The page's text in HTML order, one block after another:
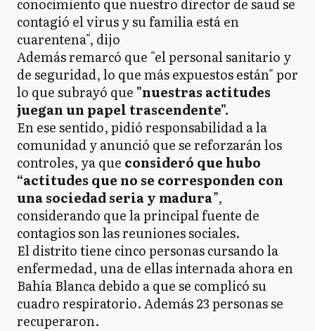
conocimiento que nuestro director de saud se
contagió el virus y su familia está en
cuarentena", dijo
Además remarcó que "el personal sanitario y
de seguridad, lo que más expuestos están" por
lo que subrayó que "nuestras actitudes
juegan un papel trascendente".
En ese sentido, pidió responsabilidad a la
comunidad y anunció que se reforzarán los
controles, ya que consideró que hubo
“actitudes que no se corresponden con
una sociedad seria y madura”,
considerando que la principal fuente de
contagios son las reuniones sociales.
El distrito tiene cinco personas cursando la
enfermedad, una de ellas internada ahora en
Bahía Blanca debido a que se complicó su
cuadro respiratorio. Además 23 personas se
recuperaron.